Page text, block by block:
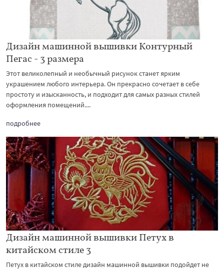
Дизайн машинной вышивки Контурный
Пегас - 3 размера
Этот великолепный и необычный рисунок станет ярким
украшением любого интерьера. Он прекрасно сочетает в себе
простоту и изысканность, и подходит для самых разных стилей
оформления помещений....
подробнее
Дизайн машинной вышивки Петух в
китайском стиле 3
Петух в китайском стиле дизайн машинной вышивки подойдет не